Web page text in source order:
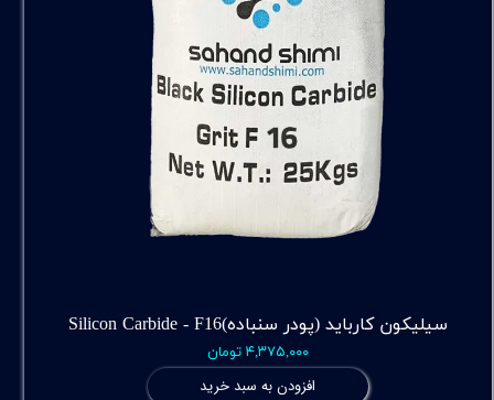
سیلیکون کارباید (پودر سنباده)Silicon Carbide - F16
۴,۳۷۵,۰۰۰ تومان
افزودن به سبد خرید